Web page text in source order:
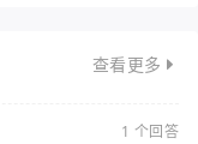
查看更多
1 个回答